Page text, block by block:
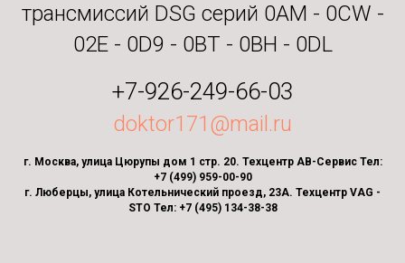
трансмиссий DSG серий 0AM - 0CW -
02E - 0D9 - 0BT - 0BH - 0DL
+7-926-249-66-03
doktor171@mail.ru
г. Москва, улица Цюрупы дом 1 стр. 20. Техцентр АВ-Сервис Тел:
+7 (499) 959-00-90
г. Люберцы, улица Котельнический проезд, 23А. Техцентр VAG -
STO Тел: +7 (495) 134-38-38